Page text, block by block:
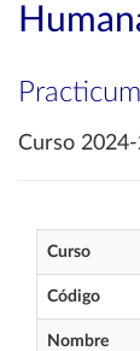
Practicum
Curso
Curso
Código
Nombre